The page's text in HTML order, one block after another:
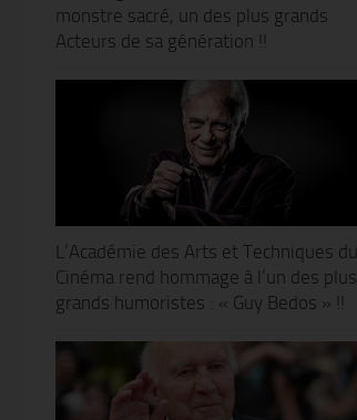
monstre sacré, un des plus grands
Acteurs de sa génération !!
L’Académie des Arts et Techniques du
Cinéma rend hommage à l’un des plus
grands humoristes : « Guy Bedos » !!